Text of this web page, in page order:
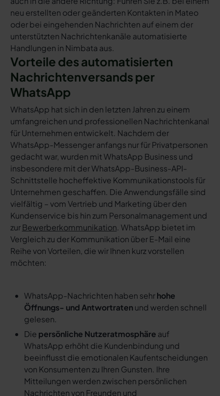
neu erstellten oder geänderten Kontakten in Mateo
oder bei eingehenden Nachrichten auf einem der
unterstützten Nachrichtenkanäle automatisierte
Handlungen in Nimbata aus.
Vorteile des automatisierten
Nachrichtenversands per
WhatsApp
WhatsApp hat sich in den letzten Jahren zu einem
umfangreichen und professionellen Nachrichtenkanal
für Unternehmen entwickelt. Nachdem der
WhatsApp-Messenger anfangs nur für Privatpersonen
gedacht war, wurden mit WhatsApp Business und
insbesondere mit der WhatsApp-Business-API-
Schnittstelle hocheffektive Kommunikationstools für
Unternehmen geschaffen. Die Anwendungsfälle sind
vielfältig – vom Vertrieb und Marketing über den
Kundenservice bis hin zum Personalmanagement und
zurBewerberkommunikation. WhatsApp bietet im
Vergleich zu der Kommunikation über E-Mail eine
Reihe von Vorteilen, die wir Ihnen kurz vorstellen
möchten:
WhatsApp-Nachrichten haben sehrhohe
Öffnungs- und Antwortratenund werden schnell
gelesen.
Die persönliche Nutzeratmosphäre auf
WhatsApp erhöht die Kundenbindung und
beeinflusst die emotionalen Kaufentscheidungen
von Konsumenten zu Ihren Gunsten. Ihre
Mitteilungen werden zwischen persönlichen
Nachrichten von Freunden und